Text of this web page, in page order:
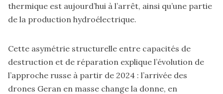
thermique est aujourd’hui à l’arrêt, ainsi qu’une partie
de la production hydroélectrique.
Cette asymétrie structurelle entre capacités de
destruction et de réparation explique l’évolution de
l’approche russe à partir de 2024 : l’arrivée des
drones Geran en masse change la donne, en